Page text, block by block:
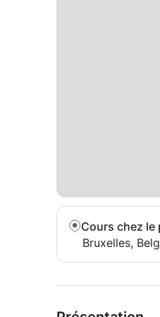
Cours chez le
Bruxelles,